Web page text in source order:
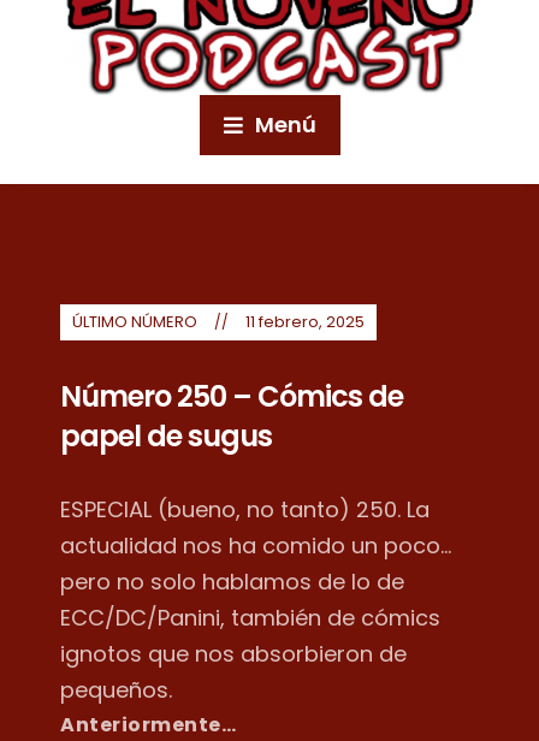
Menú
ÚLTIMO NÚMERO 11 febrero, 2025
Número 250 – Cómics de
papel de sugus
ESPECIAL (bueno, no tanto) 250. La
actualidad nos ha comido un poco...
pero no solo hablamos de lo de
ECC/DC/Panini, también de cómics
ignotos que nos absorbieron de
pequeños.
Anteriormente…